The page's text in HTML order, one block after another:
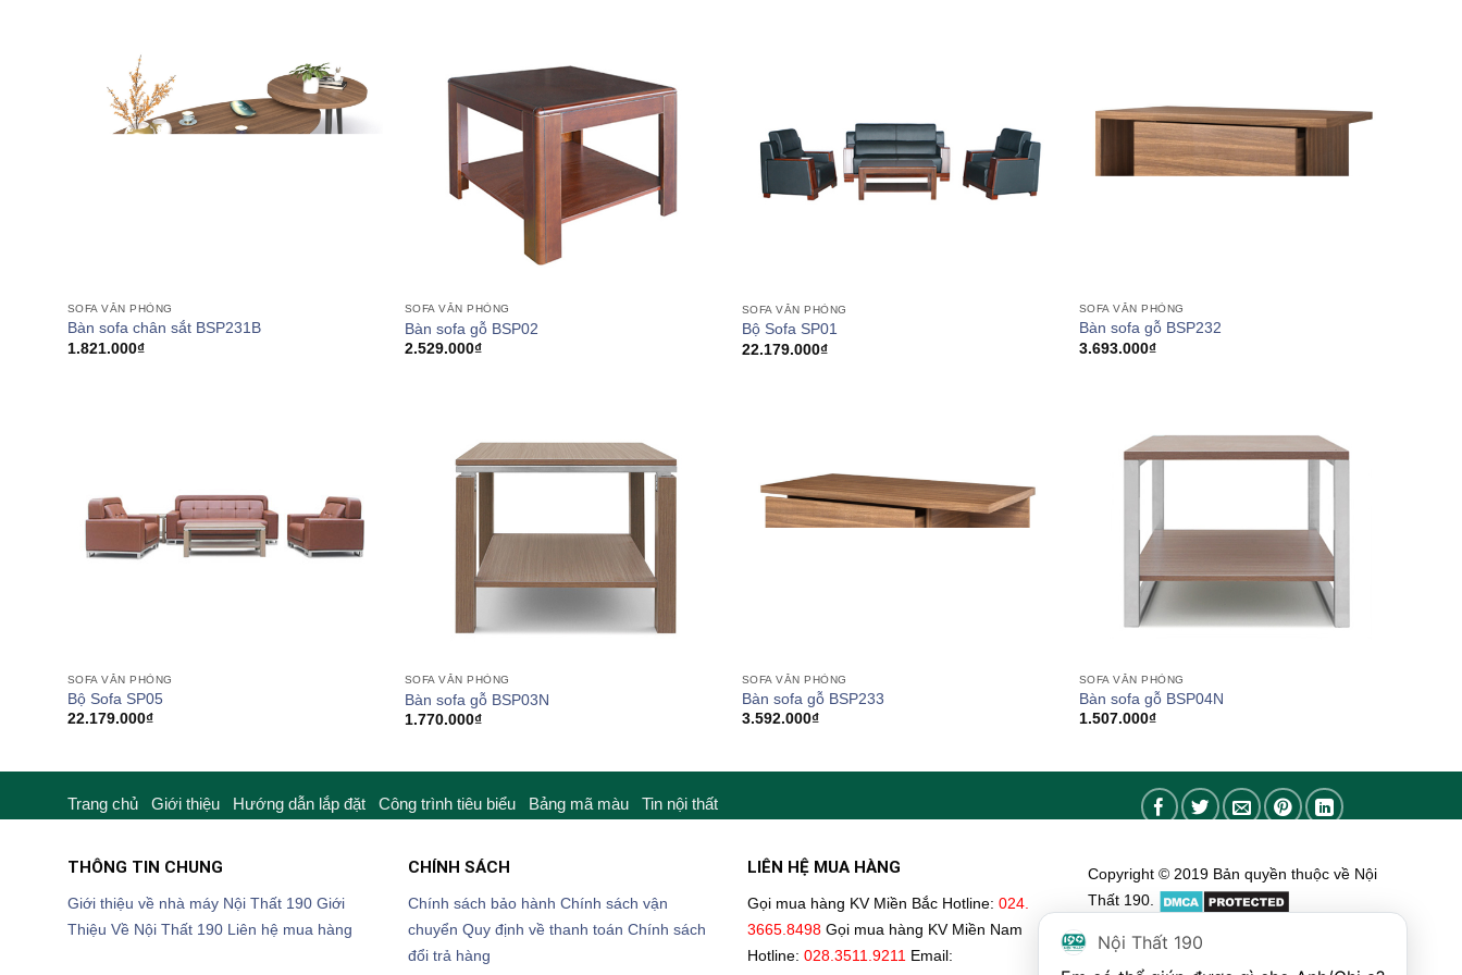
SOFA VĂN PHÒNG
Bàn sofa chân sắt BSP231B
1.821.000₫
SOFA VĂN PHÒNG
Bàn sofa gỗ BSP02
2.529.000₫
SOFA VĂN PHÒNG
Bộ Sofa SP01
22.179.000₫
SOFA VĂN PHÒNG
Bàn sofa gỗ BSP232
3.693.000₫
SOFA VĂN PHÒNG
Bộ Sofa SP05
22.179.000₫
SOFA VĂN PHÒNG
Bàn sofa gỗ BSP03N
1.770.000₫
SOFA VĂN PHÒNG
Bàn sofa gỗ BSP233
3.592.000₫
SOFA VĂN PHÒNG
Bàn sofa gỗ BSP04N
1.507.000₫
Trang chủ Giới thiệu Hướng dẫn lắp đặt Công trình tiêu biểu Bảng mã màu Tin nội thất
THÔNG TIN CHUNG
Giới thiệu về nhà máy Nội Thất 190 Giới
Thiệu Về Nội Thất 190 Liên hệ mua hàng
CHÍNH SÁCH
Chính sách bảo hành Chính sách vận
chuyển Quy định về thanh toán Chính sách
đổi trả hàng
LIÊN HỆ MUA HÀNG
Gọi mua hàng KV Miền Bắc Hotline: 024.
3665.8498 Gọi mua hàng KV Miền Nam
Hotline: 028.3511.9211 Email:
Copyright © 2019 Bản quyền thuộc về Nội
Thất 190.
Nội Thất 190